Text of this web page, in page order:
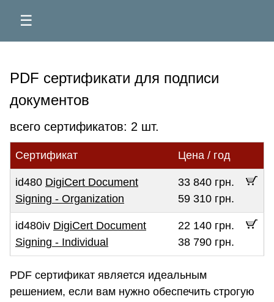
☰
PDF сертификати для подписи
документов
всего сертификатов: 2 шт.
Сертификат Цена / год
id480 DigiCert Document
Signing - Organization
33 840 грн.
59 310 грн.
id480iv DigiCert Document
Signing - Individual
22 140 грн.
38 790 грн.
PDF сертификат является идеальным
решением, если вам нужно обеспечить строгую